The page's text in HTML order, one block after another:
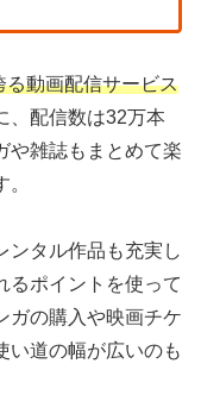
る動画配信サービス
、配信数は32万本
や雑誌もまとめて楽
ンタル作品も充実し
るポイントを使って
ガの購入や映画チケ
い道の幅が広いのも